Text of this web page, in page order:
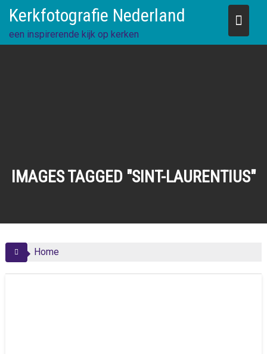
content
Kerkfotografie Nederland
een inspirerende kijk op kerken
IMAGES TAGGED "SINT-LAURENTIUS"
Home